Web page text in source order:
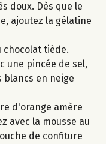
doux. Dès que le
ajoutez la gélatine
chocolat tiède.
une pincée de sel,
blancs en neige
d'orange amère
avec la mousse au
de confiture